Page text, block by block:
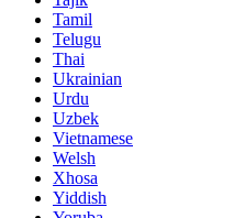
Tamil
Telugu
Thai
Ukrainian
Urdu
Uzbek
Vietnamese
Welsh
Xhosa
Yiddish